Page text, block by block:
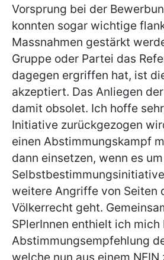
Vorsprung bei der
konnten sogar wichtige
Massnahmen gestärkt
Gruppe oder Partei das
dagegen ergriffen hat, ist
akzeptiert. Das Anliegen
damit obsolet. Ich hoffe
Initiative zurückgezogen
einen Abstimmungskampf
dann einsetzen, wenn es
weitere Angriffe von Seiten
Völkerrecht geht.
SPlerInnen enthielt ich mich
Abstimmungsempfehlung
welche nun aus einem